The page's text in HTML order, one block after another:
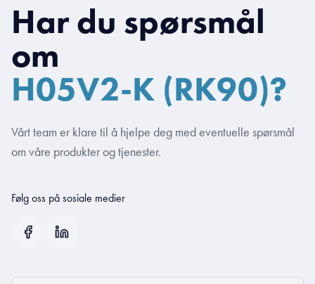
Har du spørsmål
om
H05V2-K (RK90)?
Vårt team er klare til å hjelpe deg med eventuelle spørsmål
om våre produkter og tjenester.
Følg oss på sosiale medier